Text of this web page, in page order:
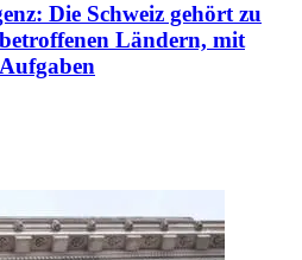
Die Schweiz gehört zu
Ländern, mit